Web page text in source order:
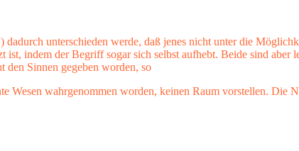
unterschieden werde, daß jenes nicht unter die
ist, indem der Begriff sogar sich selbst aufhebt. Beide sind
Sinnen gegeben worden, so
Wesen wahrgenommen worden, keinen Raum vorstellen. Die